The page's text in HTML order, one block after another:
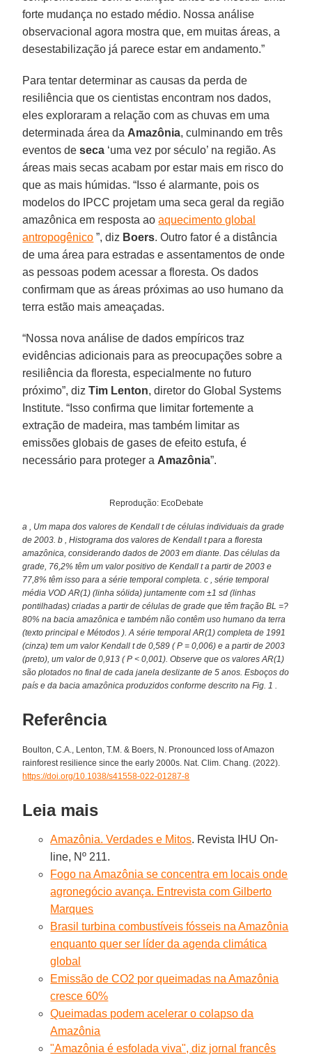
forte mudança no estado médio. Nossa análise
observacional agora mostra que, em muitas áreas, a
desestabilização já parece estar em andamento.”
Para tentar determinar as causas da perda de
resiliência que os cientistas encontram nos dados,
eles exploraram a relação com as chuvas em uma
determinada área da Amazônia, culminando em três
eventos deseca ‘uma vez por século’ na região. As
áreas mais secas acabam por estar mais em risco do
que as mais húmidas. “Isso é alarmante, pois os
modelos do IPCC projetam uma seca geral da região
amazônica em resposta aoaquecimento global
antropogênico ”, diz Boers. Outro fator é a distância
de uma área para estradas e assentamentos de onde
as pessoas podem acessar a floresta. Os dados
confirmam que as áreas próximas ao uso humano da
terra estão mais ameaçadas.
“Nossa nova análise de dados empíricos traz
evidências adicionais para as preocupações sobre a
resiliência da floresta, especialmente no futuro
próximo”, dizTim Lenton, diretor do Global Systems
Institute. “Isso confirma que limitar fortemente a
extração de madeira, mas também limitar as
emissões globais de gases de efeito estufa, é
necessário para proteger a Amazônia”.
Reprodução: EcoDebate
a , Um mapa dos valores de Kendall t de células individuais da grade
de 2003. b , Histograma dos valores de Kendall t para a floresta
amazônica, considerando dados de 2003 em diante. Das células da
grade, 76,2% têm um valor positivo de Kendall t a partir de 2003 e
77,8% têm isso para a série temporal completa. c , série temporal
média VOD AR(1) (linha sólida) juntamente com ±1 sd (linhas
pontilhadas) criadas a partir de células de grade que têm fração BL =?
80% na bacia amazônica e também não contêm uso humano da terra
(texto principal e Métodos ). A série temporal AR(1) completa de 1991
(cinza) tem um valor Kendall t de 0,589 ( P = 0,006) e a partir de 2003
(preto), um valor de 0,913 ( P < 0,001). Observe que os valores AR(1)
são plotados no final de cada janela deslizante de 5 anos. Esboços do
país e da bacia amazônica produzidos conforme descrito na Fig. 1 .
Referência
Boulton, C.A., Lenton, T.M. & Boers, N. Pronounced loss of Amazon
rainforest resilience since the early 2000s. Nat. Clim. Chang. (2022).
https://doi.org/10.1038/s41558-022-01287-8
Leia mais
Amazônia. Verdades e Mitos. Revista IHU On-
line, Nº 211.
Fogo na Amazônia se concentra em locais onde
agronegócio avança. Entrevista com Gilberto
Marques
Brasil turbina combustíveis fósseis na Amazônia
enquanto quer ser líder da agenda climática
global
Emissão de CO2 por queimadas na Amazônia
cresce 60%
Queimadas podem acelerar o colapso da
Amazônia
"Amazônia é esfolada viva", diz jornal francês